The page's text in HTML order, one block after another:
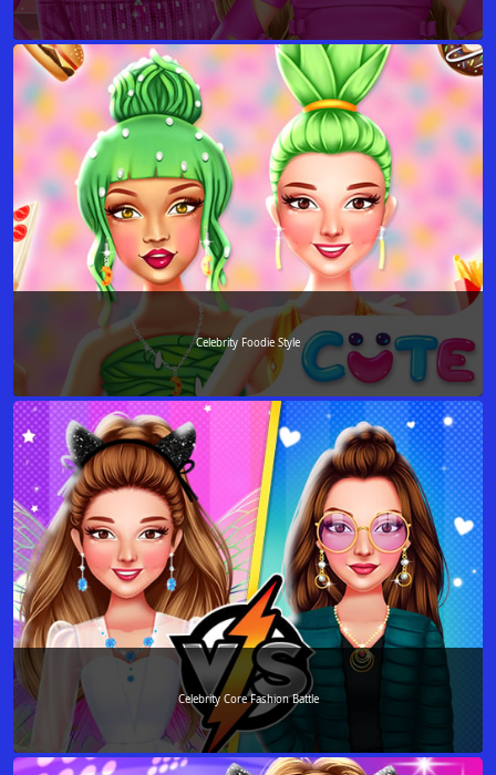
Celebrity Foodie Style
Celebrity Core Fashion Battle